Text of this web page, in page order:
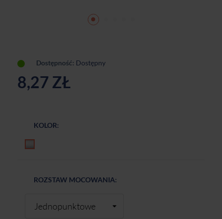
Dostępność: Dostępny
8,27 ZŁ
KOLOR:
ROZSTAW MOCOWANIA: